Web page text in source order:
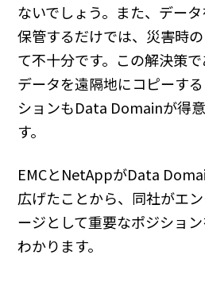
ないでしょう。また、デー
保管するだけでは、災害時
て不十分です。この解決策
データを遠隔地にコピーす
ションもData Domainが得
す。
EMCとNetAppがData
広げたことから、同社がエ
ージとして重要なポジショ
わかります。